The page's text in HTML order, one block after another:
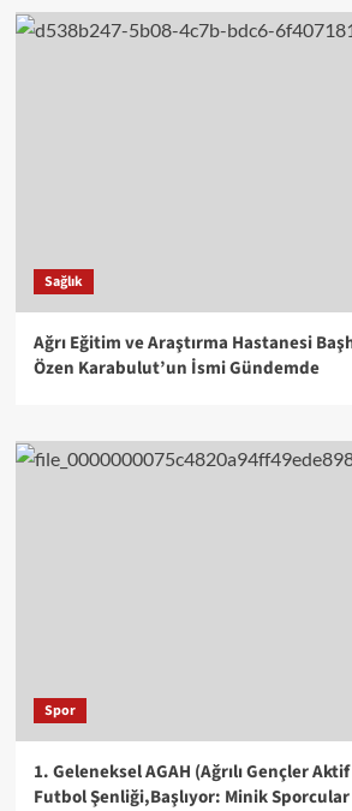
Sağlık
Ağrı Eğitim ve Araştırma Hastanesi
Özen Karabulut’un İsmi Gündemde
Spor
1. Geleneksel AGAH (Ağrılı Gençler
Futbol Şenliği,Başlıyor: Minik Sporcular